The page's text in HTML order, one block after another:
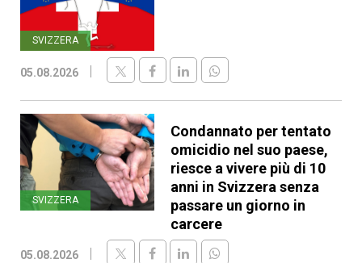
SVIZZERA
05.08.2026
SVIZZERA
Condannato per tentato
omicidio nel suo paese,
riesce a vivere più di 10
anni in Svizzera senza
passare un giorno in
carcere
05.08.2026